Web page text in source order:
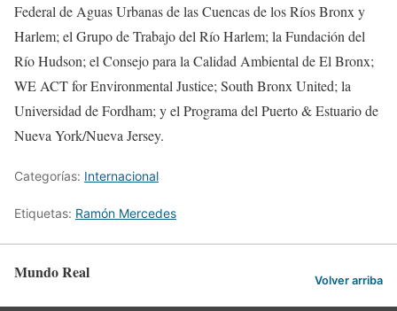
Federal de Aguas Urbanas de las Cuencas de los Ríos Bronx y
Harlem; el Grupo de Trabajo del Río Harlem; la Fundación del
Río Hudson; el Consejo para la Calidad Ambiental de El Bronx;
WE ACT for Environmental Justice; South Bronx United; la
Universidad de Fordham; y el Programa del Puerto & Estuario de
Nueva York/Nueva Jersey.
Categorías: Internacional
Etiquetas: Ramón Mercedes
Mundo Real Volver arriba